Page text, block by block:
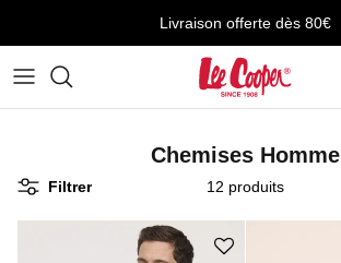
Livraison offerte dès 80€
Chemises Homme
Filtrer 12 produits